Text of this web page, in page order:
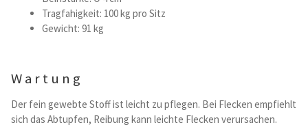
Tragfahigkeit: 100 kg pro Sitz
Gewicht: 91 kg
Wartung
Der fein gewebte Stoff ist leicht zu pflegen. Bei Flecken empfiehlt
sich das Abtupfen, Reibung kann leichte Flecken verursachen.